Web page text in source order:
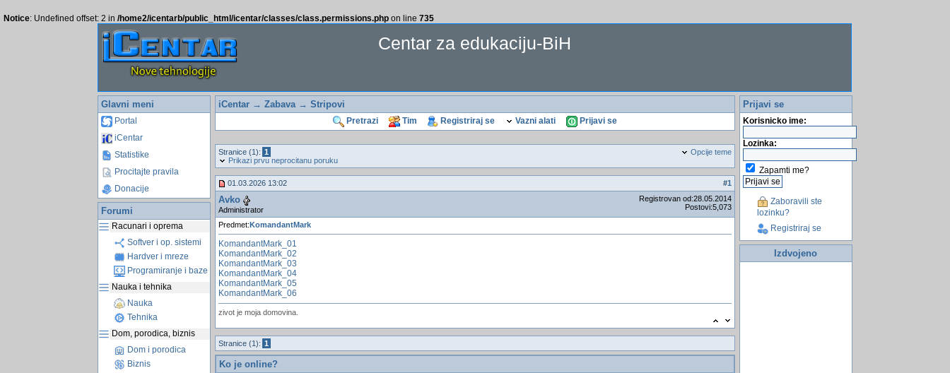
Notice: Undefined offset: 2 in /home2/icentarb/public_html/icentar/classes/class.permissions.php on line 735
Centar za edukaciju-BiH
Glavni meni
Portal
iCentar
Statistike
Procitajte pravila
Donacije
Forumi
Racunari i oprema
Softver i op. sistemi
Hardver i mreze
Programiranje i baze
Nauka i tehnika
Nauka
Tehnika
Dom, porodica, biznis
Dom i porodica
Biznis
iCentar→ Zabava→ Stripovi
Pretrazi Tim Registriraj se Vazni alati Prijavi se
Opcije teme
Stranice (1): 1
Prikazi prvu neprocitanu poruku
#1
01.03.2026 13:02
Avko
Administrator
Registrovan od:28.05.2014
Postovi:5,073
Predmet:KomandantMark
KomandantMark_01
KomandantMark_02
KomandantMark_03
KomandantMark_04
KomandantMark_05
KomandantMark_06
zivot je moja domovina.
Stranice (1): 1
Ko je online?
Prijavi se
Korisnicko ime:
Lozinka:
Zapamti me?
Zaboravili ste
lozinku?
Registriraj se
Izdvojeno